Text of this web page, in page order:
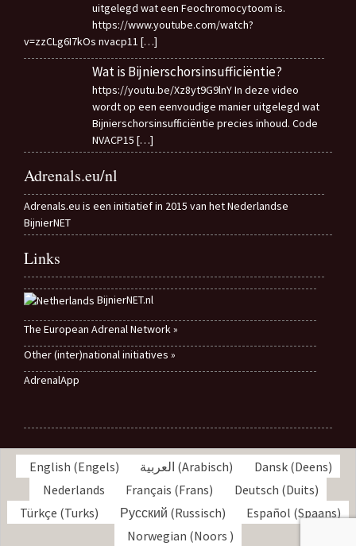
uitgelegd wat een Feochromocytoom is.
https://www.youtube.com/watch?
v=zzCLg6I7kOs nvacp11 […]
Wat is Bijnierschorsinsufficiëntie?
https://youtu.be/Xz8yt9G9lnY In deze video
wordt op een eenvoudige manier uitgelegd wat
Bijnierschorsinsufficiëntie precies inhoud. Code
NVACP15 […]
Adrenals.eu/nl
Adrenals.eu is een initiatief in 2015 van het Nederlandse
BijnierNET
Links
BijnierNET.nl
The European Adrenal Network »
Other (inter)national initiatives »
AdrenalApp
English (Engels) العربية (Arabisch) Dansk(Deens)
Nederlands
Français (Frans) Deutsch (Duits)
Türkçe (Turks) Русский (Russisch) Español (Spaans)
Norwegian (Noors )